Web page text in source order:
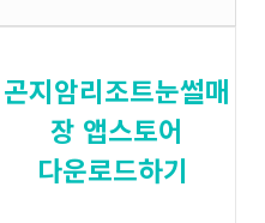
곤지암리조트눈썰매
장 앱스토어
다운로드하기